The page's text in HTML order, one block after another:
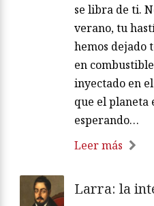
se libra de ti.
verano, tu
hemos dejado
en
inyectado en
que el planeta
esperando…
Leer más
Larra: la